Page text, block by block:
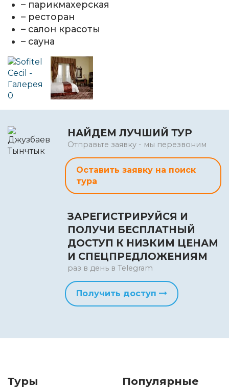
– парикмахерская
– ресторан
– салон красоты
– сауна
НАЙДЕМ ЛУЧШИЙ ТУР
Отправьте заявку - мы перезвоним
Оставить заявку на поиск
тура
ЗАРЕГИСТРИРУЙСЯ И
ПОЛУЧИ БЕСПЛАТНЫЙ
ДОСТУП К НИЗКИМ ЦЕНАМ
И СПЕЦПРЕДЛОЖЕНИЯМ
раз в день в Telegram
Получить доступ
Туры
Популярные